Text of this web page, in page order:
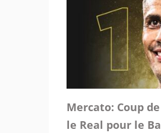
Mercato: Coup
le Real pour le